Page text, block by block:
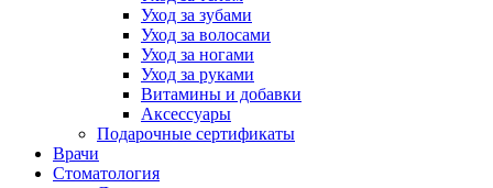
Уход за зубами
Уход за волосами
Уход за ногами
Уход за руками
Витамины и добавки
Аксессуары
Подарочные сертификаты
Врачи
Стоматология